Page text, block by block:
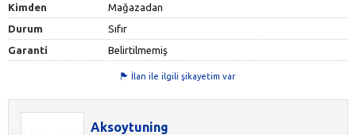
Kimden
Mağazadan
Durum
Sıfır
Garanti
Belirtilmemiş
İlan ile ilgili şikayetim var
Aksoytuning